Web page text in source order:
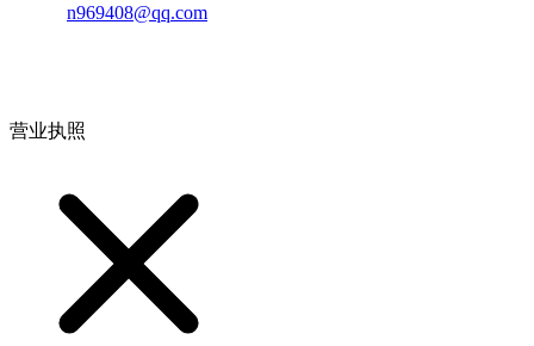
n969408@qq.com
营业执照